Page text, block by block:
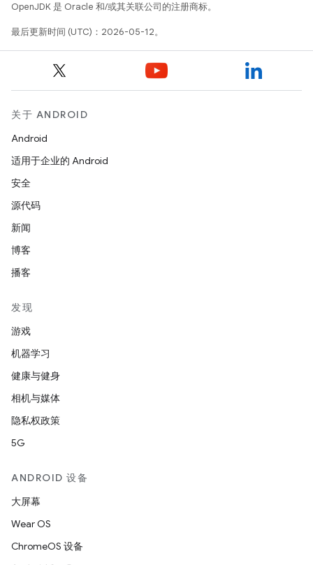
OpenJDK 是 Oracle 和/或其关联公司的注册商标。
最后更新时间 (UTC)：2026-05-12。
关于 ANDROID
Android
适用于企业的 Android
安全
源代码
新闻
博客
播客
发现
游戏
机器学习
健康与健身
相机与媒体
隐私权政策
5G
ANDROID 设备
大屏幕
Wear OS
ChromeOS 设备